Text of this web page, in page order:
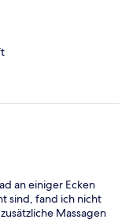
an einiger Ecken
sind, fand ich nicht
Massagen